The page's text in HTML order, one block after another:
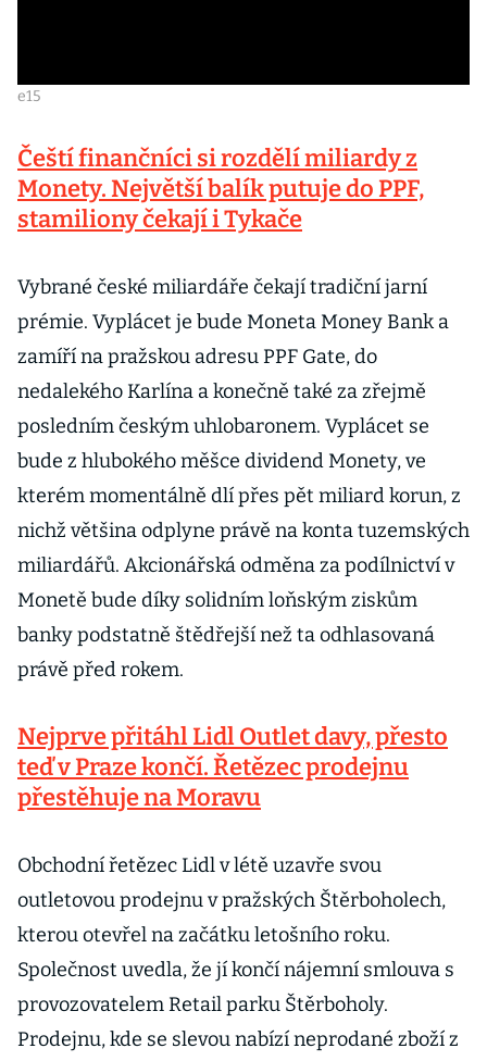
e15
Čeští finančníci si rozdělí miliardy z
Monety. Největší balík putuje do PPF,
stamiliony čekají i Tykače
Vybrané české miliardáře čekají tradiční jarní
prémie. Vyplácet je bude Moneta Money Bank a
zamíří na pražskou adresu PPF Gate, do
nedalekého Karlína a konečně také za zřejmě
posledním českým uhlobaronem. Vyplácet se
bude z hlubokého měšce dividend Monety, ve
kterém momentálně dlí přes pět miliard korun, z
nichž většina odplyne právě na konta tuzemských
miliardářů. Akcionářská odměna za podílnictví v
Monetě bude díky solidním loňským ziskům
banky podstatně štědřejší než ta odhlasovaná
právě před rokem.
Nejprve přitáhl Lidl Outlet davy, přesto
teď v Praze končí. Řetězec prodejnu
přestěhuje na Moravu
Obchodní řetězec Lidl v létě uzavře svou
outletovou prodejnu v pražských Štěrboholech,
kterou otevřel na začátku letošního roku.
Společnost uvedla, že jí končí nájemní smlouva s
provozovatelem Retail parku Štěrboholy.
Prodejnu, kde se slevou nabízí neprodané zboží z